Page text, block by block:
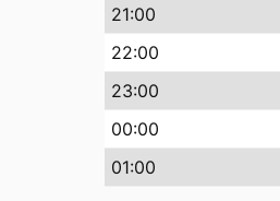
21:00
22:00
23:00
00:00
01:00